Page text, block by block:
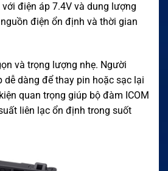
điện áp 7.4V và dung lượng
điện ổn định và thời gian
và trọng lượng nhẹ. Người
dễ dàng để thay pin hoặc sạc lại
quan trọng giúp bộ đàm ICOM
liên lạc ổn định trong suốt